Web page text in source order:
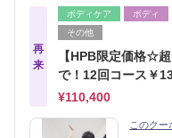
再
来
ボディケア ボディ
その他
【HPB限定価格☆
で！12回コース￥
¥110,400
このクー